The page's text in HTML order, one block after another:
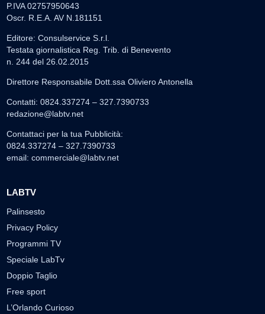
P.IVA 02757950643
Oscr. R.E.A. AV N.181151
Editore: Consulservice S.r.l.
Testata giornalistica Reg. Trib. di Benevento
n. 244 del 26.02.2015
Direttore Responsabile Dott.ssa Oliviero Antonella
Contatti: 0824.337274 – 327.7390733
redazione@labtv.net
Contattaci per la tua Pubblicità:
0824.337274 – 327.7390733
email: commerciale@labtv.net
LABTV
Palinsesto
Privacy Policy
Programmi TV
Speciale LabTv
Doppio Taglio
Free sport
L’Orlando Curioso